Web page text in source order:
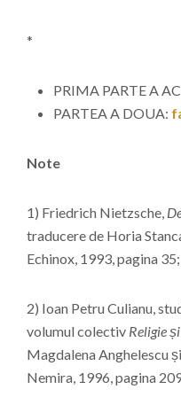
*
PRIMA PARTE A
PARTEA A DOUA:
Note
1) Friedrich Nietzsche,
traducere de Horia
Echinox, 1993, pagina 35;
2) Ioan Petru Culianu,
volumul colectiv Religie
Magdalena Anghelescu
Nemira, 1996, pagina